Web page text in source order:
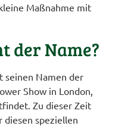
Maßnahme mit
der Name?
seinen Namen der
Show in London,
Zu dieser Zeit
diesen speziellen